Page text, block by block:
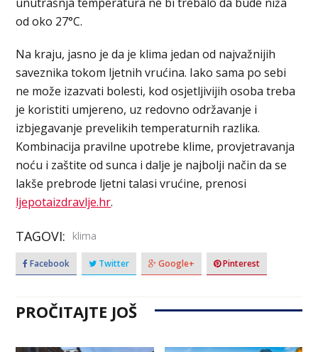
od oko 27°C.
Na kraju, jasno je da je klima jedan od najvažnijih
saveznika tokom ljetnih vrućina. Iako sama po sebi
ne može izazvati bolesti, kod osjetljivijih osoba treba
je koristiti umjereno, uz redovno održavanje i
izbjegavanje prevelikih temperaturnih razlika.
Kombinacija pravilne upotrebe klime, provjetravanja
noću i zaštite od sunca i dalje je najbolji način da se
lakše prebrode ljetni talasi vrućine, prenosi
ljepotaizdravlje.hr.
TAGOVI: klima
Facebook Twitter Google+ Pinterest
PROČITAJTE JOŠ